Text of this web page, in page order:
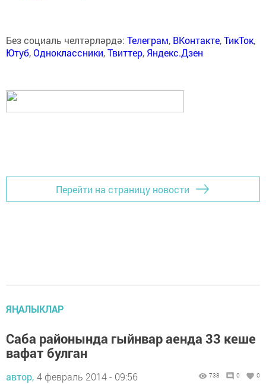
Без социаль челтәрләрдә: Телеграм, ВКонтакте,ТикТок,
Ютуб,Одноклассники,Твиттер, Яндекс.Дзен
Перейти на страницу новости
ЯҢАЛЫКЛАР
Саба районында гыйнвар аенда 33 кеше
вафат булган
автор, 4 февраль 2014 - 09:56 738 0 0